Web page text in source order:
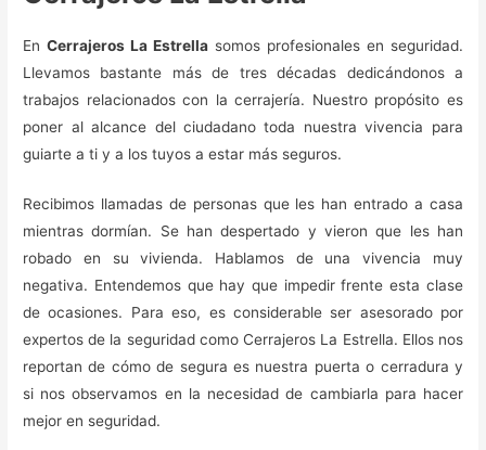
EnCerrajeros La Estrella somos profesionales en seguridad.
Llevamos bastante más de tres décadas dedicándonos a
trabajos relacionados con la cerrajería. Nuestro propósito es
poner al alcance del ciudadano toda nuestra vivencia para
guiarte a ti y a los tuyos a estar más seguros.
Recibimos llamadas de personas que les han entrado a casa
mientras dormían. Se han despertado y vieron que les han
robado en su vivienda. Hablamos de una vivencia muy
negativa. Entendemos que hay que impedir frente esta clase
de ocasiones. Para eso, es considerable ser asesorado por
expertos de la seguridad como Cerrajeros La Estrella. Ellos nos
reportan de cómo de segura es nuestra puerta o cerradura y
si nos observamos en la necesidad de cambiarla para hacer
mejor en seguridad.